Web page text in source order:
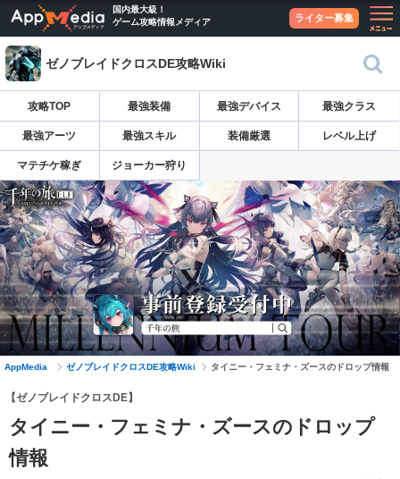
国内最大級！
ゲーム攻略情報メディア
ライター募集
ゼノブレイドクロスDE攻略Wiki
攻略TOP 最強装備 最強デバイス 最強クラス
最強アーツ 最強スキル 装備厳選 レベル上げ
マテチケ稼ぎ ジョーカー狩り
AppMedia ゼノブレイドクロスDE攻略Wiki タイニー・フェミナ・ズースのドロップ情報
【ゼノブレイドクロスDE】
タイニー・フェミナ・ズースのドロップ
情報